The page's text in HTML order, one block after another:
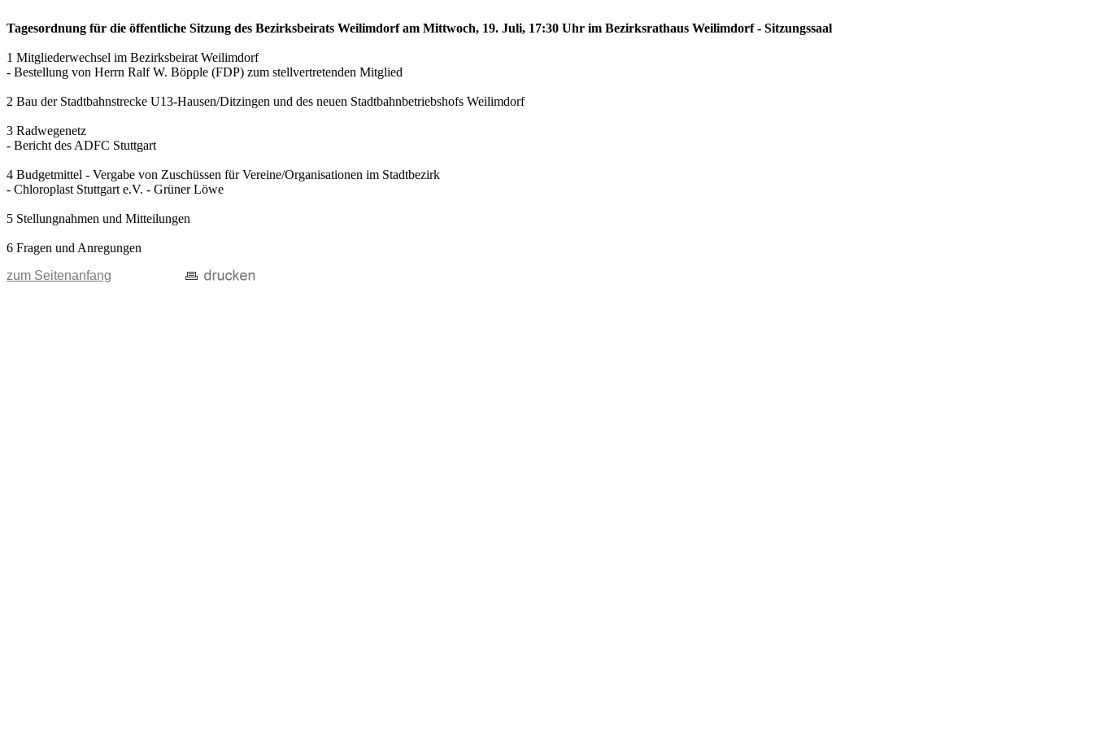
Tagesordnung für die öffentliche Sitzung des Bezirksbeirats Weilimdorf am Mittwoch, 19. Juli, 17:30 Uhr im Bezirksrathaus Weilimdorf - Sitzungssaal
1 Mitgliederwechsel im Bezirksbeirat Weilimdorf
- Bestellung von Herrn Ralf W. Böpple (FDP) zum stellvertretenden Mitglied
2 Bau der Stadtbahnstrecke U13-Hausen/Ditzingen und des neuen Stadtbahnbetriebshofs Weilimdorf
3 Radwegenetz
- Bericht des ADFC Stuttgart
4 Budgetmittel - Vergabe von Zuschüssen für Vereine/Organisationen im Stadtbezirk
- Chloroplast Stuttgart e.V. - Grüner Löwe
5 Stellungnahmen und Mitteilungen
6 Fragen und Anregungen
zum Seitenanfang